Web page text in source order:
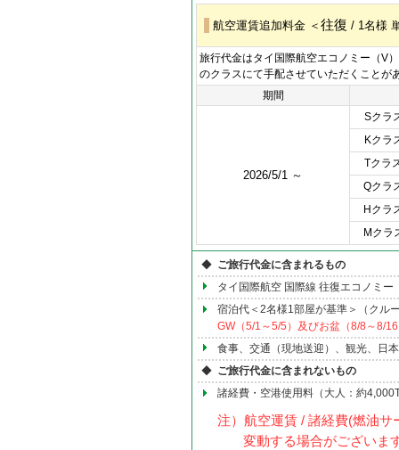
航空運賃追加料金 ＜ 往復 / 1名様
旅行代金はタイ国際航空エコノミー（V
のクラスにて手配させていただくことが
期間
2026/5/1 ～
Sクラ
Kクラ
Tクラ
Qクラ
Hクラ
Mクラ
◆ ご旅行代金に含まれるもの
タイ国際航空 国際線 往復エコノミー
宿泊代＜2名様1部屋が基準＞（クル
GW（5/1～5/5）及びお盆（8/8～8/
食事、交通（現地送迎）、観光、日
◆ ご旅行代金に含まれないもの
諸経費・空港使用料（大人：約
注）航空運賃 / 諸経費(燃油
変動する場合がございま